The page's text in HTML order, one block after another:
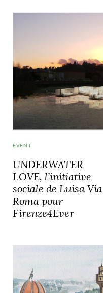
EVENT
UNDERWATER
LOVE, l’initiative
sociale de Luisa Via
Roma pour
Firenze4Ever